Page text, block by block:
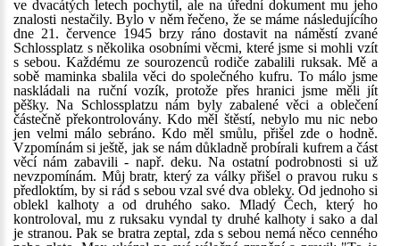
ve dvacátých letech pochytil, ale na úřední dokument mu jeho
znalosti nestačily. Bylo v něm řečeno, že se máme následujícího
dne 21. července 1945 brzy ráno dostavit na náměstí zvané
Schlossplatz s několika osobními věcmi, které jsme si mohli vzít
s sebou. Každému ze sourozenců rodiče zabalili ruksak. Mě a
sobě maminka sbalila věci do společného kufru. To málo jsme
naskládali na ruční vozík, protože přes hranici jsme měli jít
pěšky. Na Schlossplatzu nám byly zabalené věci a oblečení
částečně překontrolovány. Kdo měl štěstí, nebylo mu nic nebo
jen velmi málo sebráno. Kdo měl smůlu, přišel zde o hodně.
Vzpomínám si ještě, jak se nám důkladně probírali kufrem a část
věcí nám zabavili - např. deku. Na ostatní podrobnosti si už
nevzpomínám. Můj bratr, který za války přišel o pravou ruku s
předloktím, by si rád s sebou vzal své dva obleky. Od jednoho si
oblekl kalhoty a od druhého sako. Mladý Čech, který ho
kontroloval, mu z ruksaku vyndal ty druhé kalhoty i sako a dal
je stranou. Pak se bratra zeptal, zda s sebou nemá něco cenného